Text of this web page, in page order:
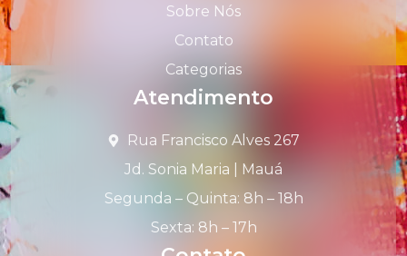
Sobre Nós
Contato
Categorias
Atendimento
Rua Francisco Alves 267
Jd. Sonia Maria | Mauá
Segunda – Quinta: 8h – 18h
Sexta: 8h – 17h